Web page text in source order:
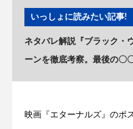
いっしょに読みたい記事!
ネタバレ解説『ブラック・
ーンを徹底考察。最後の〇
映画『エターナルズ』のポ